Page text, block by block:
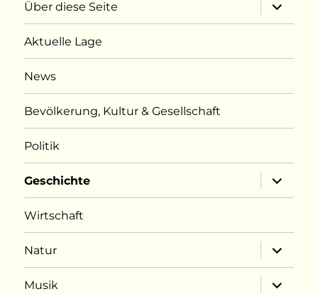
Über diese Seite
öffnen
Aktuelle Lage
News
Bevölkerung, Kultur & Gesellschaft
Politik
Geschichte
öffnen
Wirtschaft
Natur
öffnen
Musik